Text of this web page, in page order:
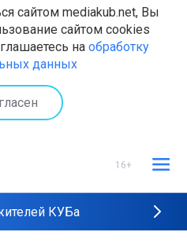
сайтом mediakub.net, Вы
сайтом cookies
на обработку
данных
16+
КУБа